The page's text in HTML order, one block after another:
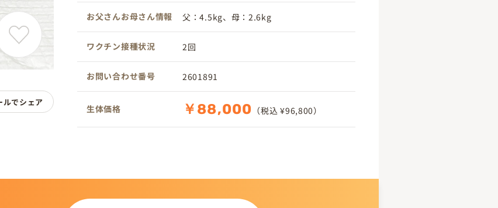
お父さんお母さん情報 父：4.5kg、母：2.6kg
ワクチン接種状況 2回
お問い合わせ番号 2601891
生体価格 ￥88,000 （税込 ¥96,800）
ルでシェア